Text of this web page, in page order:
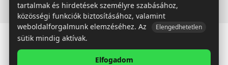
Étkezés & Ivás
tartalmak és hirdetések személyre szabásához,
közösségi funkciók biztosításához, valamint
weboldalforgalmunk elemzéséhez. Az
Elengedhetetlen
sütik mindig aktívak.
Elfogadom